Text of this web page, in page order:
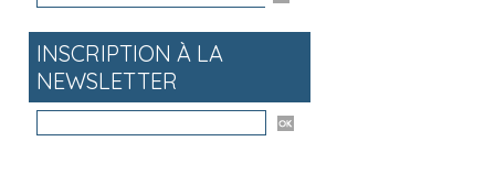
INSCRIPTION À LA
NEWSLETTER